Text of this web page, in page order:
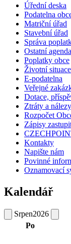
Úřední deska
Podatelna
Matriční úřad
Stavební úřad
Správa
Ostatní
Poplatky obce
Životní situace
E-podatelna
Veřejné
Dotace,
Ztráty a nálezy
Rozpočet
Zápisy
Kontakty
Napište nám
Povinné
Oznamovací
Kalendář
Srpen2026
Po